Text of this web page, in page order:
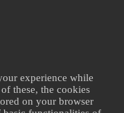
experience while
these, the cookies
on your browser